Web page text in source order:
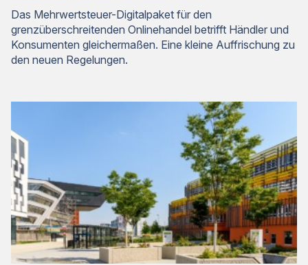
Das Mehrwertsteuer-Digitalpaket für den
grenzüberschreitenden Onlinehandel betrifft Händler und
Konsumenten gleichermaßen. Eine kleine Auffrischung zu
den neuen Regelungen.